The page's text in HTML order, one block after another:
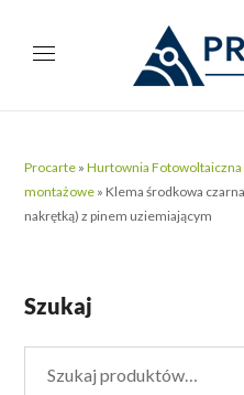
Procarte »Hurtownia Fotowoltaiczna
montażowe » Klema środkowa
nakrętką) z pinem uziemiającym
Szukaj